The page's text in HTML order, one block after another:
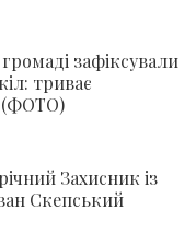
зафіксували
триває
(ФОТО)
Захисник із
Скепський